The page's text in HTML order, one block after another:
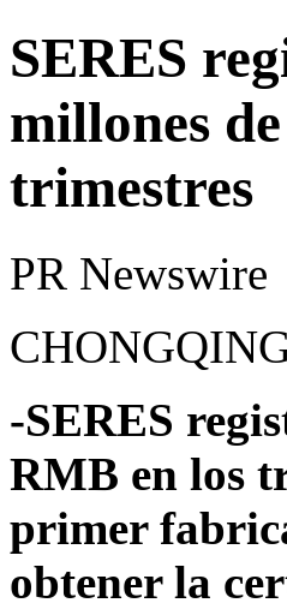
SERES
millones
trimestres
PR Newswire
-SERES
RMB en los
primer
obtener la